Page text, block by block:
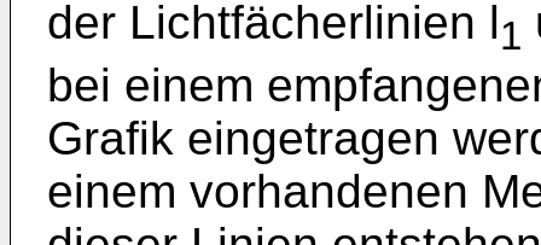
der Lichtfächerlinien l1
bei einem
Grafik eingetragen
einem vorhandenen